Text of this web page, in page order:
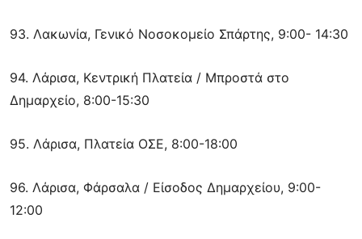
93. Λακωνία, Γενικό Νοσοκομείο Σπάρτης, 9:00- 14:30
94. Λάρισα, Κεντρική Πλατεία / Μπροστά στο
Δημαρχείο, 8:00-15:30
95. Λάρισα, Πλατεία ΟΣΕ, 8:00-18:00
96. Λάρισα, Φάρσαλα / Είσοδος Δημαρχείου, 9:00-
12:00